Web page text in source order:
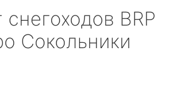
BRP
Сокольники